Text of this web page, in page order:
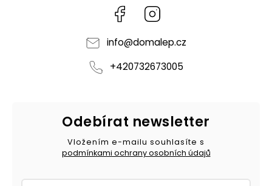
Facebook
info@domalep.cz
+420732673005
Odebírat newsletter
Vložením e-mailu souhlasíte s
podmínkami ochrany osobních údajů